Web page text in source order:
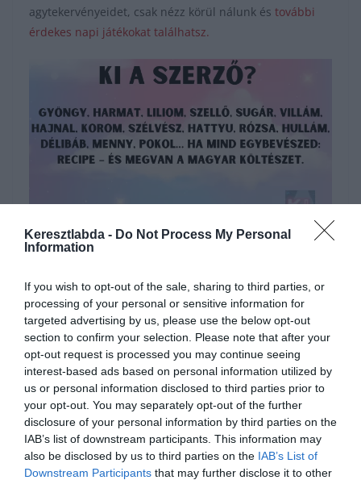
Keresztlabda - Do Not Process My Personal
Information
If you wish to opt-out of the sale, sharing to third parties, or
processing of your personal or sensitive information for
targeted advertising by us, please use the below opt-out
section to confirm your selection. Please note that after your
opt-out request is processed you may continue seeing
interest-based ads based on personal information utilized by
us or personal information disclosed to third parties prior to
your opt-out. You may separately opt-out of the further
disclosure of your personal information by third parties on the
IAB’s list of downstream participants. This information may
also be disclosed by us to third parties on the IAB’s List of
Downstream Participants that may further disclose it to other
agytekervényeidet, csak nézz körül nálunk és további
érdekes napi játékokat találhatsz.